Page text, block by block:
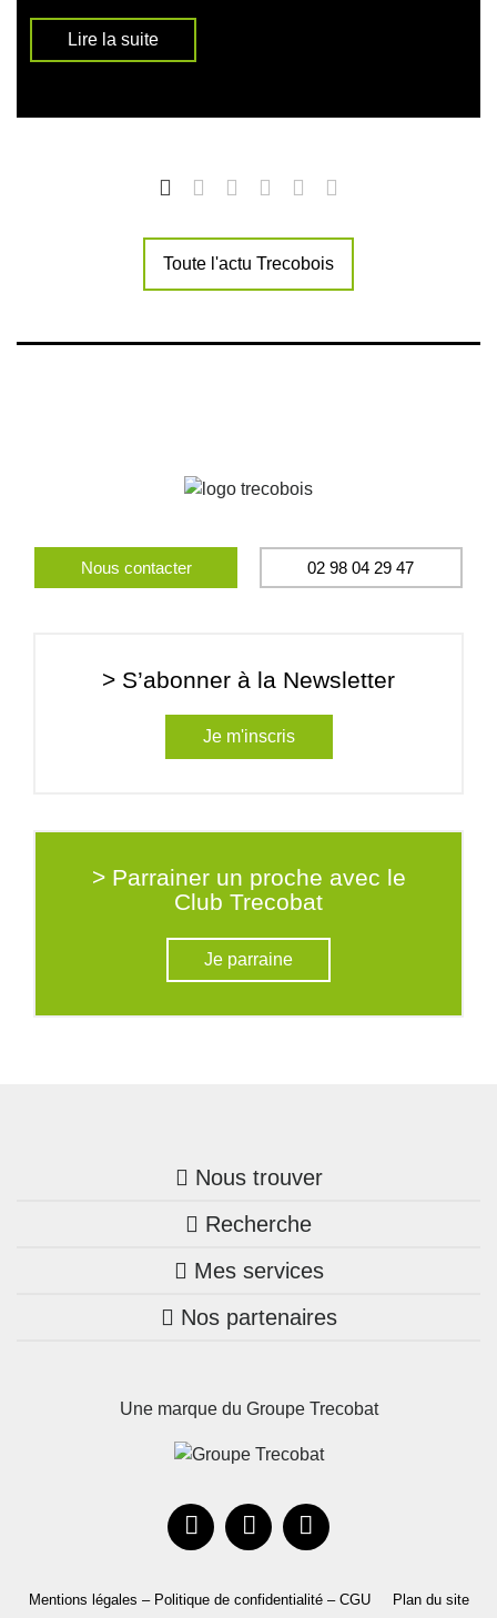
Lire la suite
Toute l'actu Trecobois
Nous contacter 02 98 04 29 47
> S’abonner à la Newsletter
Je m'inscris
> Parrainer un proche avec le
Club Trecobat
Je parraine
Nous trouver
Trouver une agence
Bretagne
Pays de la Loire
Occitanie
Recherche
Nos annonces
Maison + terrain
Mes services
Mon compte Trecobois
Parrainez un proche!
Nos partenaires
Une marque du Groupe Trecobat
Mentions légales – Politique de confidentialité – CGU Plan du site